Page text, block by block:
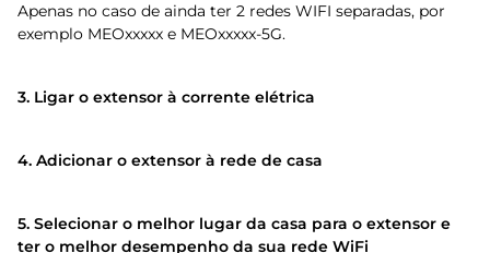
Apenas no caso de ainda ter 2 redes WIFI separadas, por
exemplo MEOxxxxx e MEOxxxxx-5G.
3. Ligar o extensor à corrente elétrica
4. Adicionar o extensor à rede de casa
​5. Selecionar o melhor lugar da casa para o extensor e
ter o melhor desempenho da sua rede WiFi